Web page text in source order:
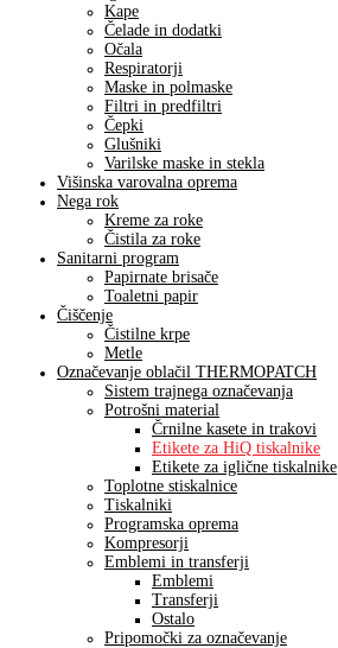
Kape
Čelade in dodatki
Očala
Respiratorji
Maske in polmaske
Filtri in predfiltri
Čepki
Glušniki
Varilske maske in stekla
Višinska varovalna oprema
Nega rok
Kreme za roke
Čistila za roke
Sanitarni program
Papirnate brisače
Toaletni papir
Čiščenje
Čistilne krpe
Metle
Označevanje oblačil THERMOPATCH
Sistem trajnega označevanja
Potrošni material
Črnilne kasete in trakovi
Etikete za HiQ tiskalnike
Etikete za iglične tiskalnike
Toplotne stiskalnice
Tiskalniki
Programska oprema
Kompresorji
Emblemi in transferji
Emblemi
Transferji
Ostalo
Pripomočki za označevanje